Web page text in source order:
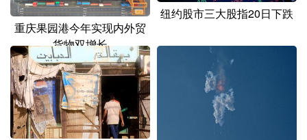
陕西 甘肃 青海 宁夏
新疆 内蒙古
多语种频道
English Español
重庆果园港今年实现内外贸
货物双增长
纽约股市三大股指20日下跌